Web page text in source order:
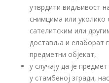
утврдити видљивост
снимцима или уколико
сателитским или
доставља и елаборат
предметни објекат,
у случају да је
у стамбеној згради,